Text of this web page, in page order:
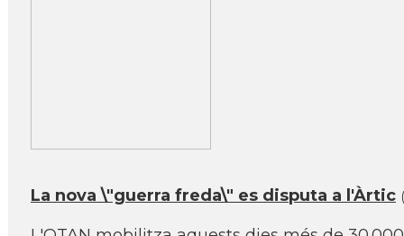
La nova \"guerra freda\" es disputa a l'Àrtic